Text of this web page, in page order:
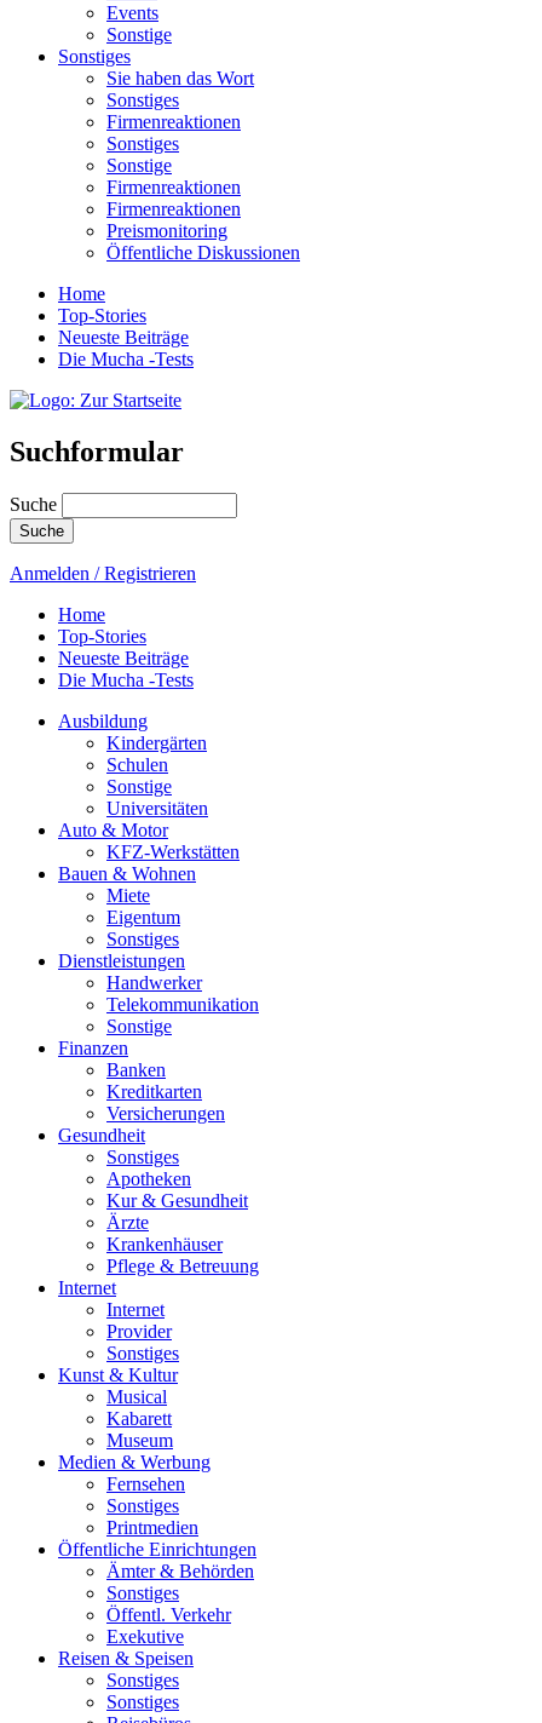
Events
Sonstige
Sonstiges
Sie haben das Wort
Sonstiges
Firmenreaktionen
Sonstiges
Sonstige
Firmenreaktionen
Firmenreaktionen
Preismonitoring
Öffentliche Diskussionen
Home
Top-Stories
Neueste Beiträge
Die Mucha -Tests
Suchformular
Suche
Anmelden / Registrieren
Home
Top-Stories
Neueste Beiträge
Die Mucha -Tests
Ausbildung
Kindergärten
Schulen
Sonstige
Universitäten
Auto & Motor
KFZ-Werkstätten
Bauen & Wohnen
Miete
Eigentum
Sonstiges
Dienstleistungen
Handwerker
Telekommunikation
Sonstige
Finanzen
Banken
Kreditkarten
Versicherungen
Gesundheit
Sonstiges
Apotheken
Kur & Gesundheit
Ärzte
Krankenhäuser
Pflege & Betreuung
Internet
Internet
Provider
Sonstiges
Kunst & Kultur
Musical
Kabarett
Museum
Medien & Werbung
Fernsehen
Sonstiges
Printmedien
Öffentliche Einrichtungen
Ämter & Behörden
Sonstiges
Öffentl. Verkehr
Exekutive
Reisen & Speisen
Sonstiges
Sonstiges